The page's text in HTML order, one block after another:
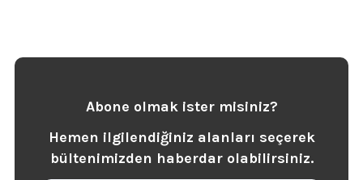
Abone olmak ister misiniz?
Hemen ilgilendiğiniz alanları seçerek
bültenimizden haberdar olabilirsiniz.